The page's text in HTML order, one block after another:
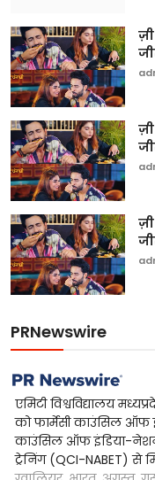
PRNewswire
एमिटी विश्वविद्यालय
को फार्मेसी काउंसिल ऑफ
काउंसिल ऑफ इंडिया-
ट्रेनिंग (QCI-NABET) से